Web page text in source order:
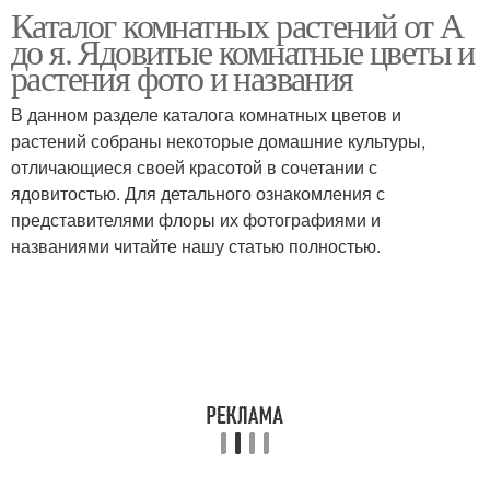
Каталог комнатных растений от А
до я. Ядовитые комнатные цветы и
растения фото и названия
В данном разделе каталога комнатных цветов и
растений собраны некоторые домашние культуры,
отличающиеся своей красотой в сочетании с
ядовитостью. Для детального ознакомления с
представителями флоры их фотографиями и
названиями читайте нашу статью полностью.